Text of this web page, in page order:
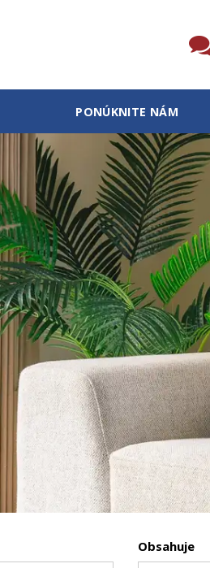
PONÚKNITE NÁM
Obsahuje